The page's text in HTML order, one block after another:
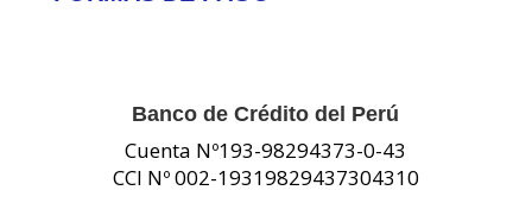
Banco de Crédito del Perú
Cuenta Nº193-98294373-0-43
CCI Nº 002-19319829437304310